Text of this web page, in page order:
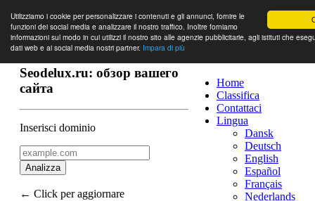
Utilizziamo i cookie per personalizzare i contenuti e gli annunci, fornire le
funzioni dei social media e analizzare il nostro traffico. Inoltre forniamo
informazioni sul modo in cui utilizzi il nostro sito alle agenzie pubblicitarie, agli istituti che
dati web e ai social media nostri partner. Impara di più
Home
Classifica
Contattaci
Lingua
Dansk
Deutsch
English
Español
Français
Nederlands
Seodelux.ru: обзор вашего
сайта
Inserisci dominio
Analizza
← Click per aggiornare